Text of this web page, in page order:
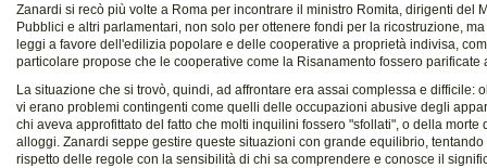
Zanardi si recò più volte a Roma per incontrare il ministro Romita, dirigenti del
Pubblici e altri parlamentari, non solo per ottenere fondi per la ricostruzione,
leggi a favore dell'edilizia popolare e delle cooperative a proprietà indivisa,
particolare propose che le cooperative come la Risanamento fossero parificate
La situazione che si trovò, quindi, ad affrontare era assai complessa e difficile:
vi erano problemi contingenti come quelli delle occupazioni abusive degli
chi aveva approfittato del fatto che molti inquilini fossero "sfollati", o della morte
alloggi. Zanardi seppe gestire queste situazioni con grande equilibrio,
rispetto delle regole con la sensibilità di chi sa comprendere e conosce il